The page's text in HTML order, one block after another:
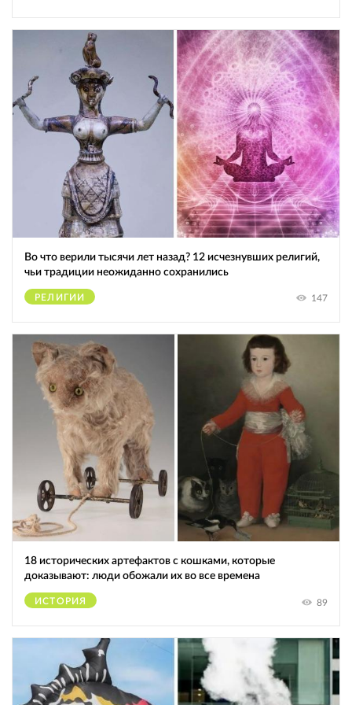
Во что верили тысячи лет назад? 12 исчезнувших религий,
чьи традиции неожиданно сохранились
РЕЛИГИИ 147
18 исторических артефактов с кошками, которые
доказывают: люди обожали их во все времена
ИСТОРИЯ 89